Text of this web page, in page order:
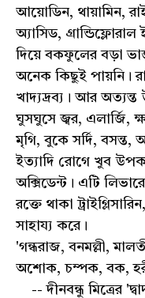
আয়োডিন, থায়ামিন,
অ্যাসিড,
দিয়ে বকফুলের বড়া
অনেক কিছুই পায়নি।
খাদ্যদ্রব্য। আর
ঘুসঘুসে জ্বর, এলার্জি,
মৃগি, বুকে সর্দি, বসন্ত,
ইত্যাদি রোগে খুব
অক্সিডেন্ট। এটি
রক্তে থাকা
সাহায্য করে।
'গন্ধরাজ, বনমল্লী,
অশোক, চম্পক, বক,
-- দীনবন্ধু মিত্রের